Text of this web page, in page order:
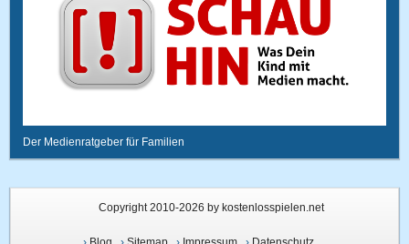
Der Medienratgeber für Familien
Copyright 2010-2026 by kostenlosspielen.net